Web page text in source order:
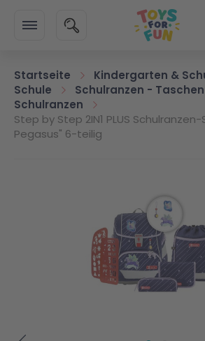
SUCHE
Startseite
Kindergarten &
Schule
Schulranzen -
Schulranzen
Step by Step 2IN1 PLUS
Pegasus" 6-teilig